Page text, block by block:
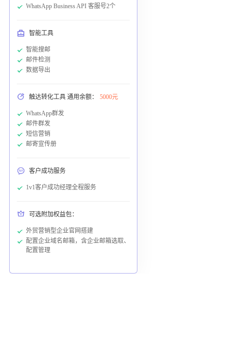
WhatsApp Business API 客服号2个
智能工具
智能搜邮
邮件检测
数据导出
触达转化工具 通用余额： 5000元
WhatsApp群发
邮件群发
短信营销
邮寄宣传册
客户成功服务
1v1客户成功经理全程服务
可选附加权益包：
外贸营销型企业官网搭建
配置企业域名邮箱，含企业邮箱选取、
配置管理